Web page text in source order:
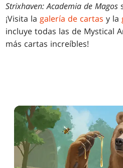
Strixhaven: Academia de Magos
¡Visita la galería de cartas y la
incluye todas las de Mystical
más cartas increíbles!